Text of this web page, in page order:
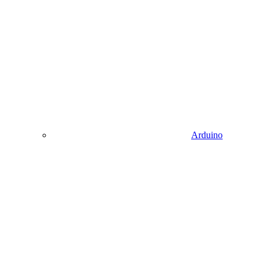
Arduino